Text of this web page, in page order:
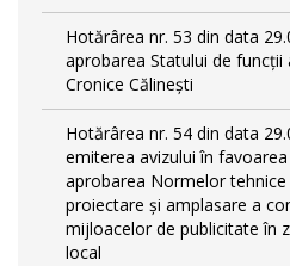
Hotărârea nr. 53 din data
aprobarea Statului de funcții
Cronice Călinești
Hotărârea nr. 54 din data
emiterea avizului în
aprobarea Normelor
proiectare şi amplasare a
mijloacelor de publicitate în
local